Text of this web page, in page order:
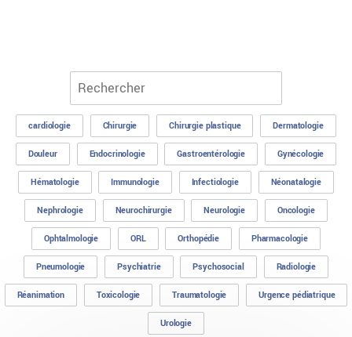
cardiologie Chirurgie Chirurgie plastique Dermatologie
Douleur Endocrinologie Gastroentérologie Gynécologie
Hématologie Immunologie Infectiologie Néonatalogie
Nephrologie Neurochirurgie Neurologie Oncologie
Ophtalmologie ORL Orthopédie Pharmacologie
Pneumologie Psychiatrie Psychosocial Radiologie
Réanimation Toxicologie Traumatologie Urgence pédiatrique
Urologie